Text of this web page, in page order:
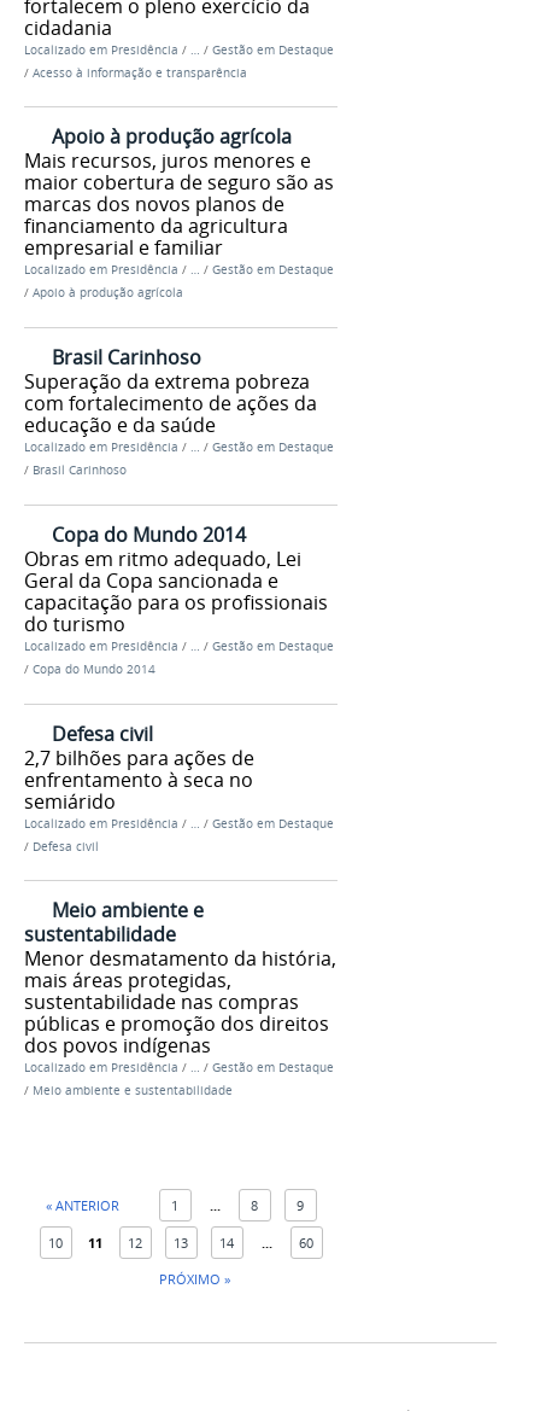
fortalecem o pleno exercício da
cidadania
Localizado em Presidência / … / Gestão em Destaque
/ Acesso à informação e transparência
Apoio à produção agrícola
Mais recursos, juros menores e
maior cobertura de seguro são as
marcas dos novos planos de
financiamento da agricultura
empresarial e familiar
Localizado em Presidência / … / Gestão em Destaque
/ Apoio à produção agrícola
Brasil Carinhoso
Superação da extrema pobreza
com fortalecimento de ações da
educação e da saúde
Localizado em Presidência / … / Gestão em Destaque
/ Brasil Carinhoso
Copa do Mundo 2014
Obras em ritmo adequado, Lei
Geral da Copa sancionada e
capacitação para os profissionais
do turismo
Localizado em Presidência / … / Gestão em Destaque
/ Copa do Mundo 2014
Defesa civil
2,7 bilhões para ações de
enfrentamento à seca no
semiárido
Localizado em Presidência / / Gestão em Destaque
/ Defesa civil
Meio ambiente e
sustentabilidade
Menor desmatamento da história,
mais áreas protegidas,
sustentabilidade nas compras
públicas e promoção dos direitos
dos povos indígenas
Localizado em Presidência / … / Gestão em Destaque
/ Meio ambiente e sustentabilidade
« ANTERIOR 1 ... 8 9
10 11 12 13 14 ...
60
PRÓXIMO »